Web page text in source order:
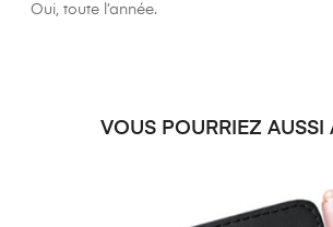
Oui, toute l’année.
VOUS POURRIEZ AUSSI